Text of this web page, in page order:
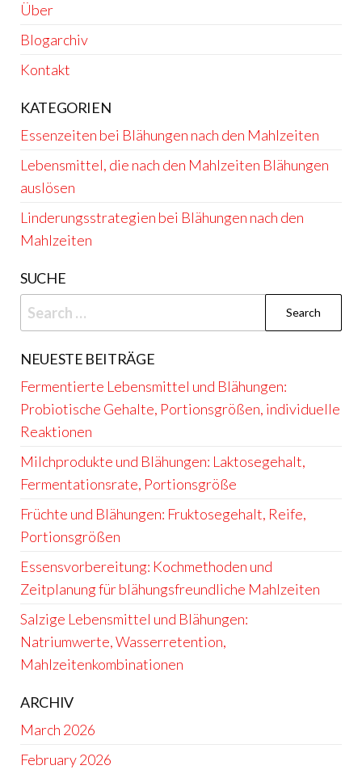
Über
Blogarchiv
Kontakt
KATEGORIEN
Essenzeiten bei Blähungen nach den Mahlzeiten
Lebensmittel, die nach den Mahlzeiten Blähungen
auslösen
Linderungsstrategien bei Blähungen nach den
Mahlzeiten
SUCHE
Search
for:
NEUESTE BEITRÄGE
Fermentierte Lebensmittel und Blähungen:
Probiotische Gehalte, Portionsgrößen, individuelle
Reaktionen
Milchprodukte und Blähungen: Laktosegehalt,
Fermentationsrate, Portionsgröße
Früchte und Blähungen: Fruktosegehalt, Reife,
Portionsgrößen
Essensvorbereitung: Kochmethoden und
Zeitplanung für blähungsfreundliche Mahlzeiten
Salzige Lebensmittel und Blähungen:
Natriumwerte, Wasserretention,
Mahlzeitenkombinationen
ARCHIV
March 2026
February 2026